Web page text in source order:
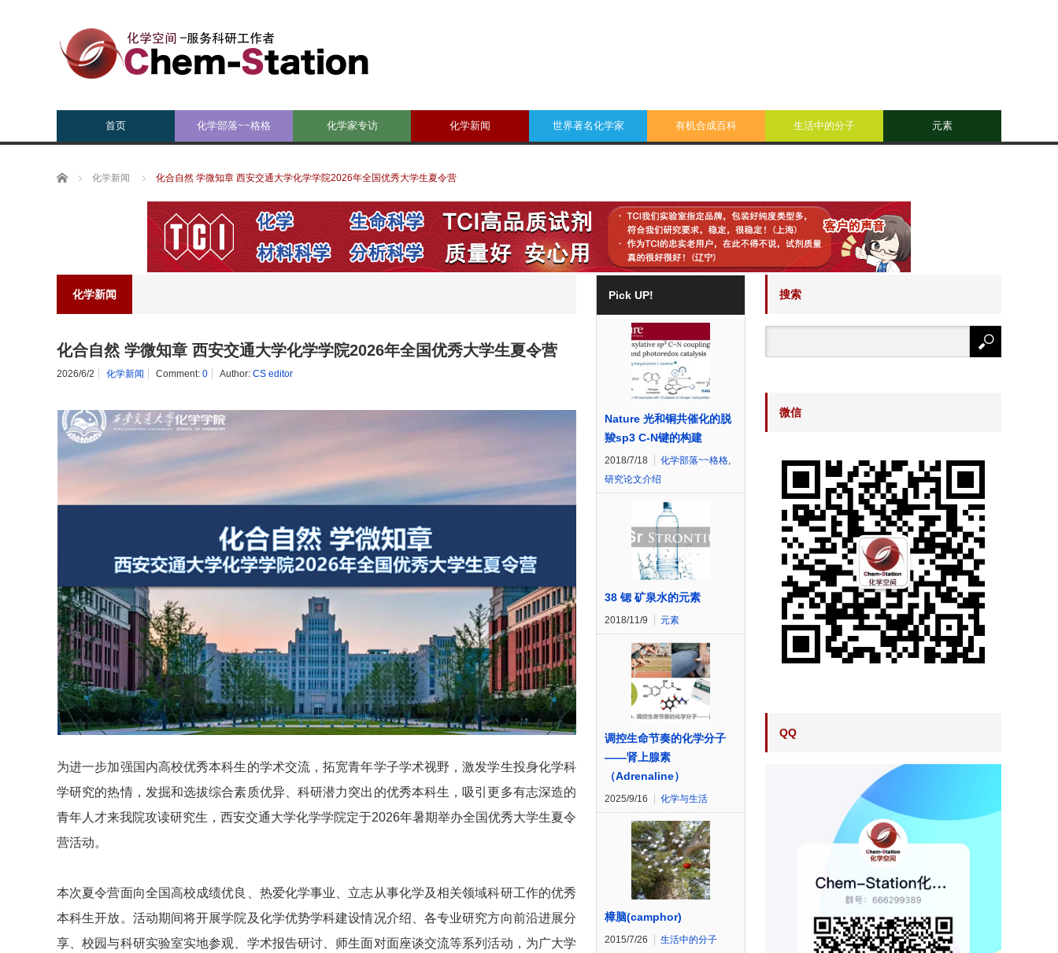
首页 化学部落~~格格 化学家专访 化学新闻 世界著名化学家 有机合成百科 生活中的分子 元素
Home 化学新闻 化合自然 学微知章 西安交通大学化学学院2026年全国优秀大学生夏令营
化学新闻
化合自然 学微知章 西安交通大学化学学院2026年全国优秀大学生夏令营
2026/6/2 化学新闻 Comment: 0 Author: CS editor
为进一步加强国内高校优秀本科生的学术交流，拓宽青年学子学术视野，激发学生投身化学科
学研究的热情，发掘和选拔综合素质优异、科研潜力突出的优秀本科生，吸引更多有志深造的
青年人才来我院攻读研究生，西安交通大学化学学院定于2026年暑期举办全国优秀大学生夏令
营活动。
本次夏令营面向全国高校成绩优良、热爱化学事业、立志从事化学及相关领域科研工作的优秀
本科生开放。活动期间将开展学院及化学优势学科建设情况介绍、各专业研究方向前沿进展分
享、校园与科研实验室实地参观、学术报告研讨、师生面对面座谈交流等系列活动，为广大学
Pick UP!
Nature 光和铜共催化的脱
羧sp3 C-N键的构建
2018/7/18 化学部落~~格格,
研究论文介绍
38 锶 矿泉水的元素
2018/11/9 元素
调控生命节奏的化学分子
——肾上腺素
（Adrenaline）
2025/9/16 化学与生活
樟脑(camphor)
2015/7/26 生活中的分子
搜索
微信
QQ